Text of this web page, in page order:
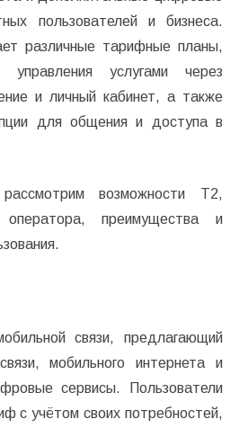
пользователей и бизнеса.
различные тарифные планы,
управления услугами через
и личный кабинет, а также
для общения и доступа в
возможности T2,
оператора, преимущества и
связи, предлагающий
мобильного интернета и
сервисы. Пользователи
с учётом своих потребностей,